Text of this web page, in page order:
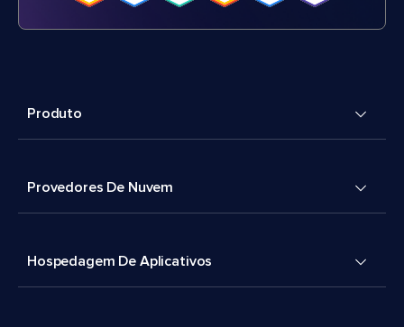
Produto
Provedores De Nuvem
Hospedagem De Aplicativos